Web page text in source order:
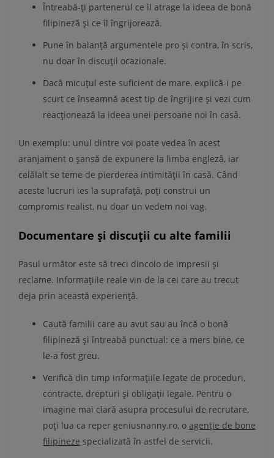
Întreabă-ți partenerul ce îl atrage la ideea de bonă
filipineză și ce îl îngrijorează.
Pune în balanță argumentele pro și contra, în scris,
nu doar în discuții ocazionale.
Dacă micuțul este suficient de mare, explică-i pe
scurt ce înseamnă acest tip de îngrijire și vezi cum
reacționează la ideea unei persoane noi în casă.
Un exemplu: unul dintre voi poate vedea în acest
aranjament o șansă de expunere la limba engleză, iar
celălalt se teme de pierderea intimității în casă. Când
aceste lucruri ies la suprafață, poți construi un
compromis realist, nu doar un vedem noi vag.
Documentare și discuții cu alte familii
Pasul următor este să treci dincolo de impresii și
reclame. Informațiile reale vin de la cei care au trecut
deja prin această experiență.
Caută familii care au avut sau au încă o bonă
filipineză și întreabă punctual: ce a mers bine, ce
le-a fost greu.
Verifică din timp informațiile legate de proceduri,
contracte, drepturi și obligații legale. Pentru o
imagine mai clară asupra procesului de recrutare,
poți lua ca reper geniusnanny.ro, o agenție de bone
filipineze specializată în astfel de servicii.